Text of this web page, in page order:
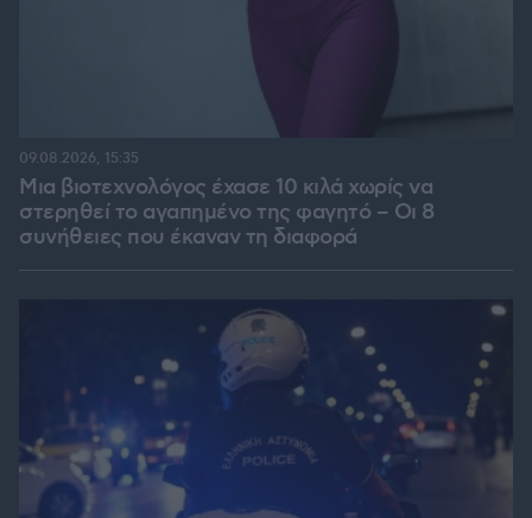
Μια βιοτεχνολόγος έχασε 10 κιλά χωρίς να
στερηθεί το αγαπημένο της φαγητό – Οι 8
συνήθειες που έκαναν τη διαφορά
09.08.2026, 15:35